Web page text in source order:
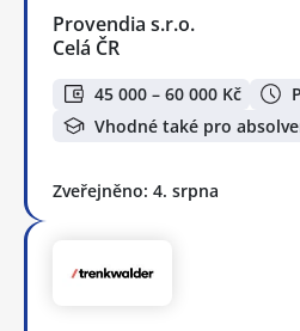
Provendia s.r.o.
Celá ČR
45 000 – 60 000 Kč
Vhodné také pro
Zveřejněno: 4. srpna